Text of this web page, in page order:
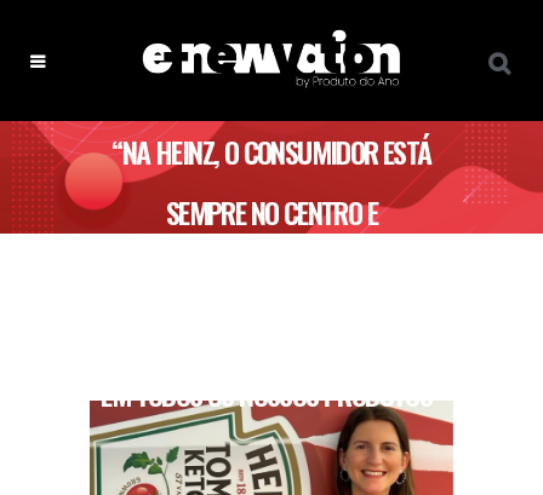
“NA HEINZ, O CONSUMIDOR ESTÁ
SEMPRE NO CENTRO E
EM TODOS OS NOSSOS PRODUTOS”